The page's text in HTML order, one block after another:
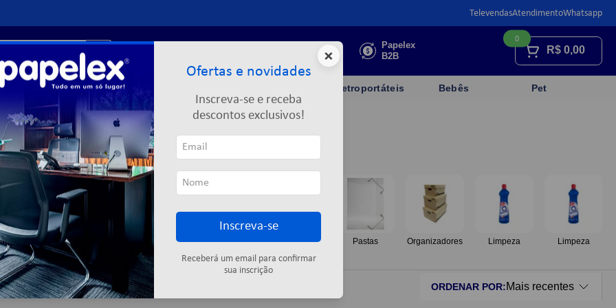
TelevendasAtendimentoWhatsapp
Faça sua
cotação
Papelex
B2B
R$ 0,00
0
Limpeza Informática Eletroportáteis Bebês Pet
Fitas adesivas Descartáveis Colas Elásticos Pastas Organizadores Limpeza Limpeza
5produtos ORDENAR POR Mais recentes
×
Ofertas e novidades
Inscreva-se e receba
descontos exclusivos!
Inscreva-se
Receberá um email para confirmar
sua inscrição